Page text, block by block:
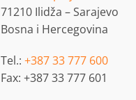
71210 Ilidža – Sarajevo
Bosna i Hercegovina
Tel.: +387 33 777 600
Fax: +387 33 777 601